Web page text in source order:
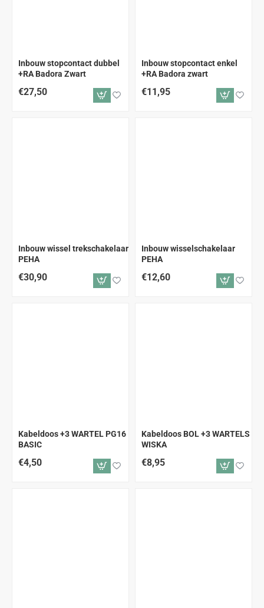
Inbouw stopcontact dubbel
+RA Badora Zwart
€27,50
Inbouw stopcontact enkel
+RA Badora zwart
€11,95
Inbouw wissel trekschakelaar
PEHA
€30,90
Inbouw wisselschakelaar
PEHA
€12,60
Kabeldoos +3 WARTEL PG16
BASIC
€4,50
Kabeldoos BOL +3 WARTELS
WISKA
€8,95